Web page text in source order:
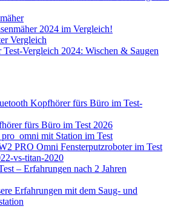
2024 im Vergleich!
Test-Vergleich 2024: Wischen & Saugen
fürs Büro im Test 2026
PRO Omni Fensterputzroboter im Test
– Erfahrungen nach 2 Jahren
Erfahrungen mit dem Saug- und